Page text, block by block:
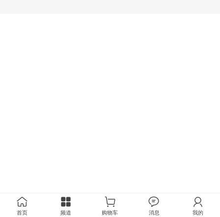
首页 频道 购物车 消息 我的